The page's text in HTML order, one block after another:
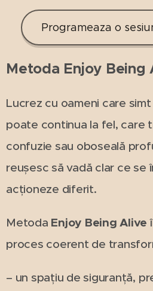
Programeaza o
Metoda Enjoy Being
Lucrez cu oameni care
poate continua la fel, care
confuzie sau oboseală
reușesc să vadă clar ce se
acționeze diferit.
Metoda Enjoy Being Alive
proces coerent de
– un spațiu de siguranță,